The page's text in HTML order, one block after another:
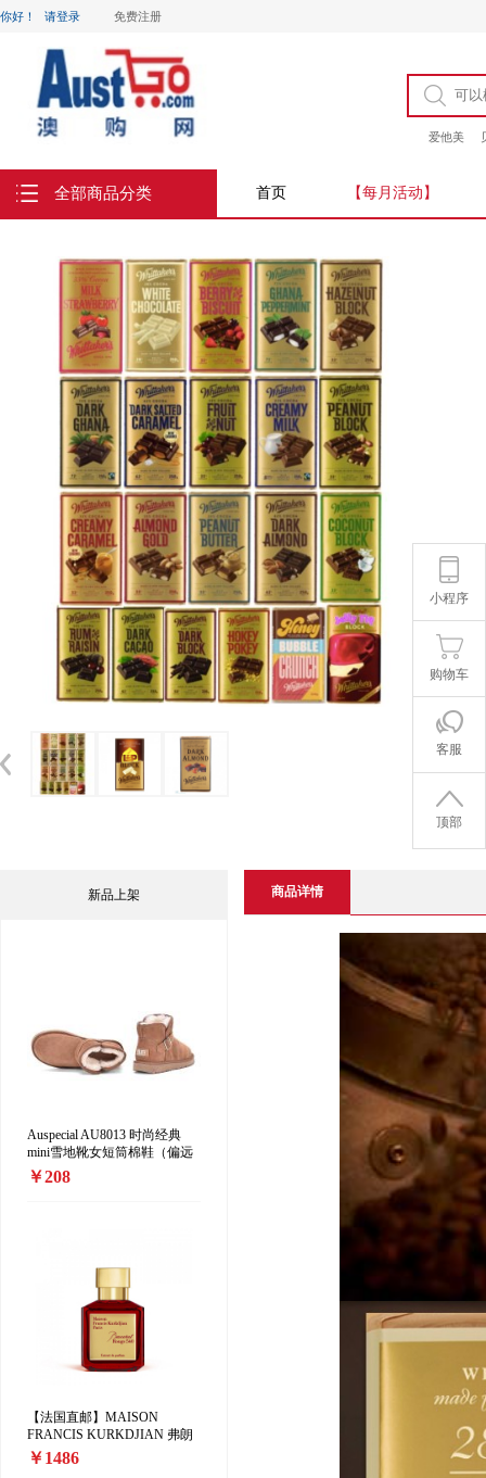
你好！ 请登录 免费注册
爱他美
全部商品分类 首页 【每月活动】
新品上架
Auspecial AU8013 时尚经典
mini雪地靴女短筒棉鞋（偏远
地区加收10元/双）
￥208
【法国直邮】MAISON
FRANCIS KURKDJIAN 弗朗
西斯·库尔吉安「红色百家乐香
精版」中性香水 EDP香精35-
￥1486
商品详情
小程序
购物车
客服
顶部